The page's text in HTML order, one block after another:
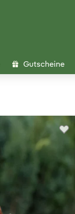
Gutscheine